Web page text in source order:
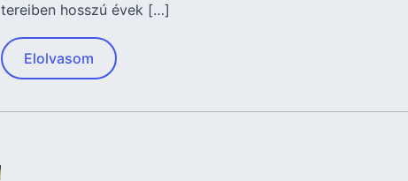
tereiben hosszú évek […]
Elolvasom